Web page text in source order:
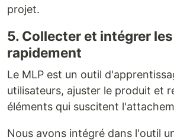
projet.
5. Collecter et intégrer
rapidement
Le MLP est un outil
utilisateurs, ajuster le produit et
éléments qui suscitent
Nous avons intégré dans l'outil